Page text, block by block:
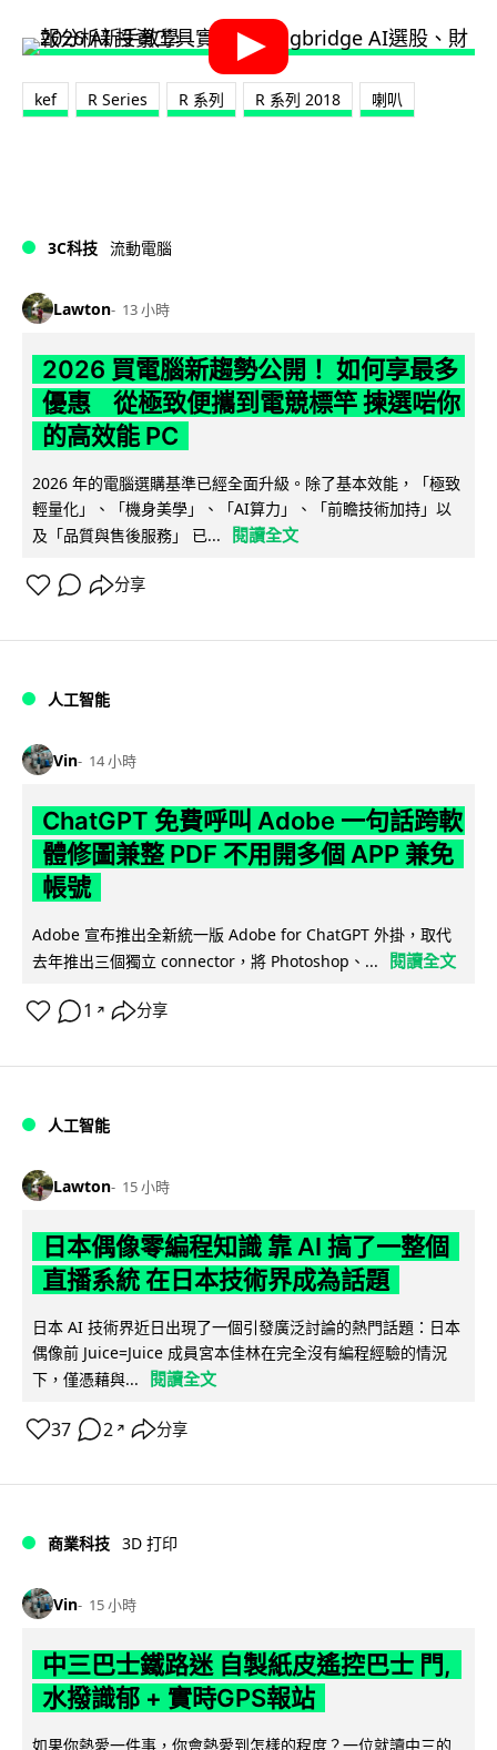
kef R Series R 系列 R 系列 2018 喇叭
3C科技 流動電腦
Lawton 13 小時
2026 買電腦新趨勢公開！ 如何享最多
優惠 從極致便攜到電競標竿 揀選啱你
的高效能 PC
2026 年的電腦選購基準已經全面升級。除了基本效能，「極致
輕量化」、「機身美學」、「AI算力」、「前瞻技術加持」以
及「品質與售後服務」 已...
閱讀全文
分享
人工智能
Vin 14 小時
ChatGPT 免費呼叫 Adobe 一句話跨軟
體修圖兼整 PDF 不用開多個 APP 兼免
帳號
Adobe 宣布推出全新統一版 Adobe for ChatGPT 外掛，取代
去年推出三個獨立 connector，將 Photoshop、...
閱讀全文
1 ↗ 分享
人工智能
Lawton 15 小時
日本偶像零編程知識 靠 AI 搞了一整個
直播系統 在日本技術界成為話題
日本 AI 技術界近日出現了一個引發廣泛討論的熱門話題：日本
偶像前 Juice=Juice 成員宮本佳林在完全沒有編程經驗的情況
下，僅憑藉與...
閱讀全文
37 2 ↗ 分享
商業科技 3D 打印
Vin 15 小時
中三巴士鐵路迷 自製紙皮遙控巴士 門,
水撥識郁 + 實時GPS報站
如果你熱愛一件事，你會熱愛到怎樣的程度？一位就讀中三的